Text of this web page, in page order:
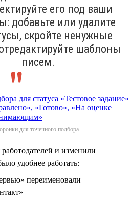
его под ваши
добавьте или удалите
скройте ненужные
шаблоны
писем.
для точечного подбора
и изменили
удобнее работать:
переименовали